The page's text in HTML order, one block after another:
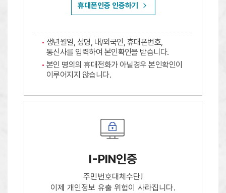
휴대폰인증 인증하기
생년월일, 성명, 내/외국인, 휴대폰번호,
통신사를 입력하여 본인확인을 받습니다.
본인 명의의 휴대전화가 아닐경우 본인확인이
이루어지지 않습니다.
I-PIN인증
주민번호대체수단!
이제 개인정보 유출 위험이 사라집니다.